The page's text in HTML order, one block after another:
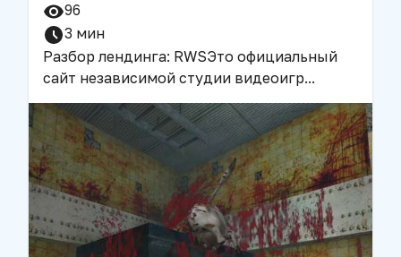
96
3 мин
Разбор лендинга: RWSЭто официальный
сайт независимой студии видеоигр...